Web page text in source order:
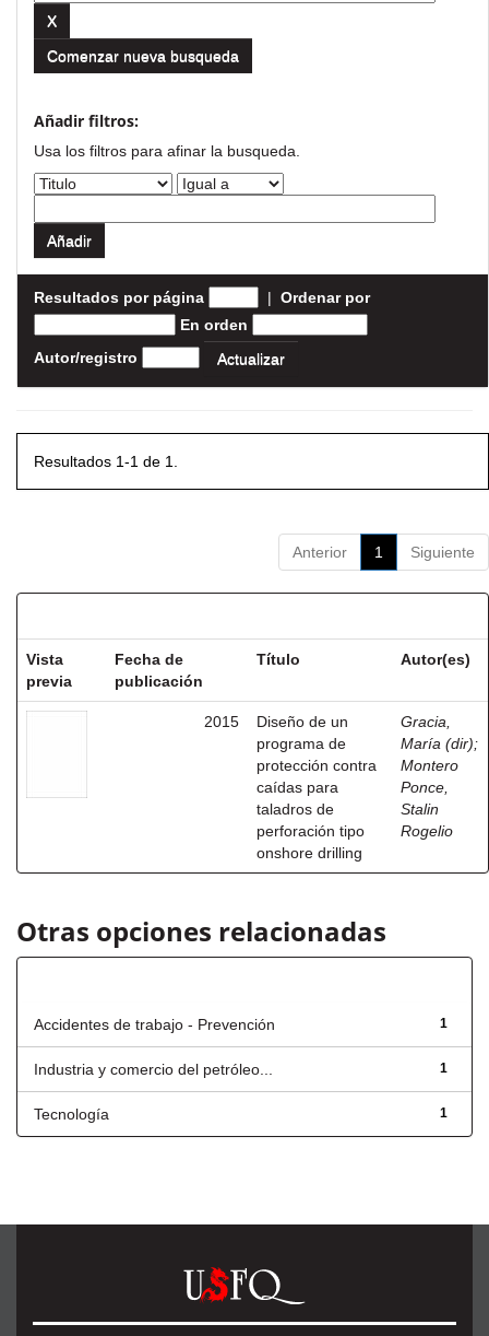
Comenzar nueva busqueda
Añadir filtros:
Usa los filtros para afinar la busqueda.
Resultados por página | Ordenar por
En orden
Autor/registro
Resultados 1-1 de 1.
Anterior 1 Siguiente
Vista
previa
Fecha de
publicación
Título Autor(es)
2015
Diseño de un
programa de
protección contra
caídas para
taladros de
perforación tipo
onshore drilling
Gracia,
María (dir);
Montero
Ponce,
Stalin
Rogelio
Otras opciones relacionadas
1
Accidentes de trabajo - Prevención
1
Industria y comercio del petróleo...
1
Tecnología